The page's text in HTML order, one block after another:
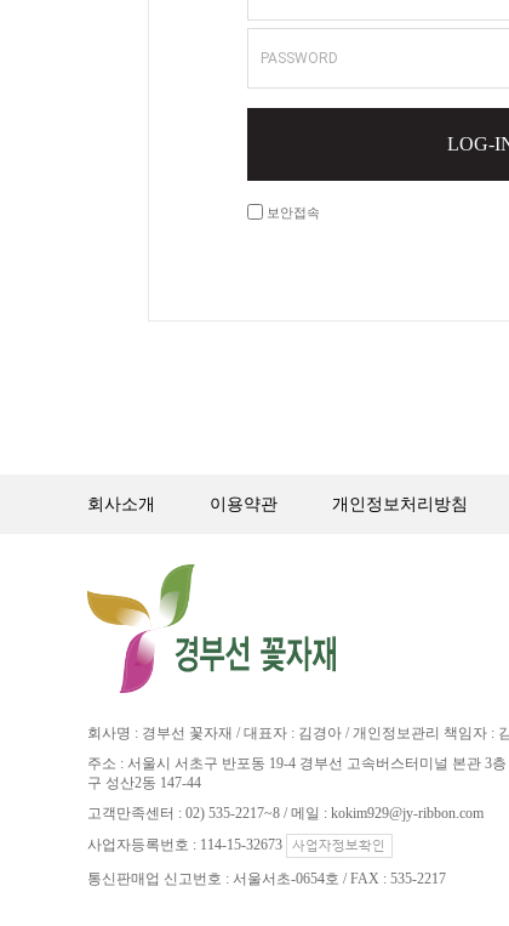
PASSWORD
LOG-
보안접속
회사소개 이용약관 개인정보처리방침
회사명 : 경부선 꽃자재 / 대표자 : 김경아 / 개인정보관리 책임자 :
주소 : 서울시 서초구 반포동 19-4 경부선 고속버스터미널 본관 3
구 성산2동 147-44
고객만족센터 : 02) 535-2217~8 / 메일 : kokim929@jy-ribbon.com
사업자등록번호 : 114-15-32673
통신판매업 신고번호 : 서울서초-0654호 / FAX : 535-2217